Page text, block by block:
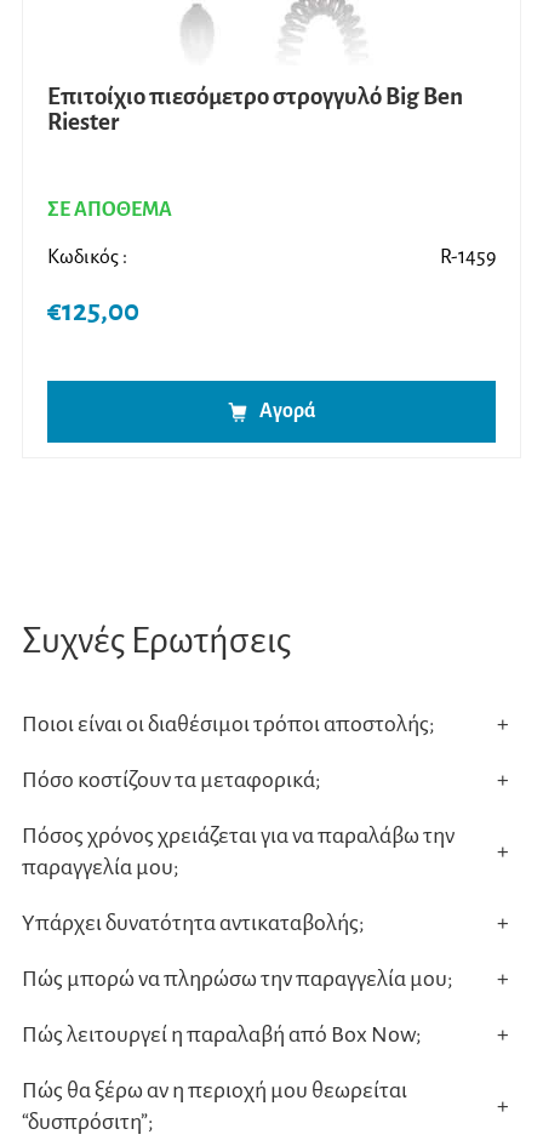
Επιτοίχιο πιεσόμετρο στρογγυλό Big Ben
Riester
ΣΕ ΑΠΟΘΕΜΑ
Κωδικός : R-1459
€125,00
Αγορά
Συχνές Ερωτήσεις
Ποιοι είναι οι διαθέσιμοι τρόποι αποστολής; +
Πόσο κοστίζουν τα μεταφορικά; +
Πόσος χρόνος χρειάζεται για να παραλάβω την
παραγγελία μου;
+
Υπάρχει δυνατότητα αντικαταβολής; +
Πώς μπορώ να πληρώσω την παραγγελία μου; +
Πώς λειτουργεί η παραλαβή από Box Now; +
Πώς θα ξέρω αν η περιοχή μου θεωρείται
“δυσπρόσιτη”;
+